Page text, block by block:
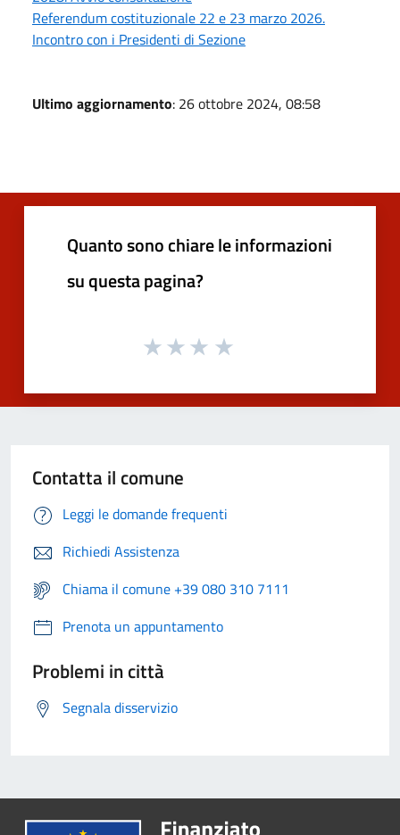
Referendum costituzionale 22 e 23 marzo 2026.
Incontro con i Presidenti di Sezione
Ultimo aggiornamento: 26 ottobre 2024, 08:58
Quanto sono chiare le informazioni
su questa pagina?
Contatta il comune
Leggi le domande frequenti
Richiedi Assistenza
Chiama il comune +39 080 310 7111
Prenota un appuntamento
Problemi in città
Segnala disservizio